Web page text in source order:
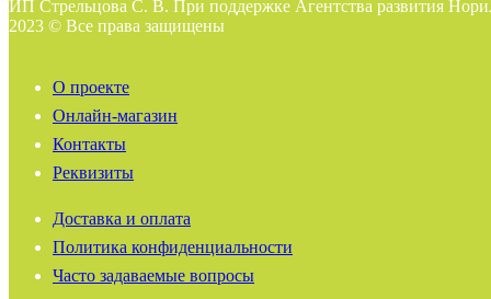
ИП Стрельцова С. В. При поддержке Агентства развития
2023 © Все права защищены
О проекте
Онлайн-магазин
Контакты
Реквизиты
Доставка и оплата
Политика конфиденциальности
Часто задаваемые вопросы